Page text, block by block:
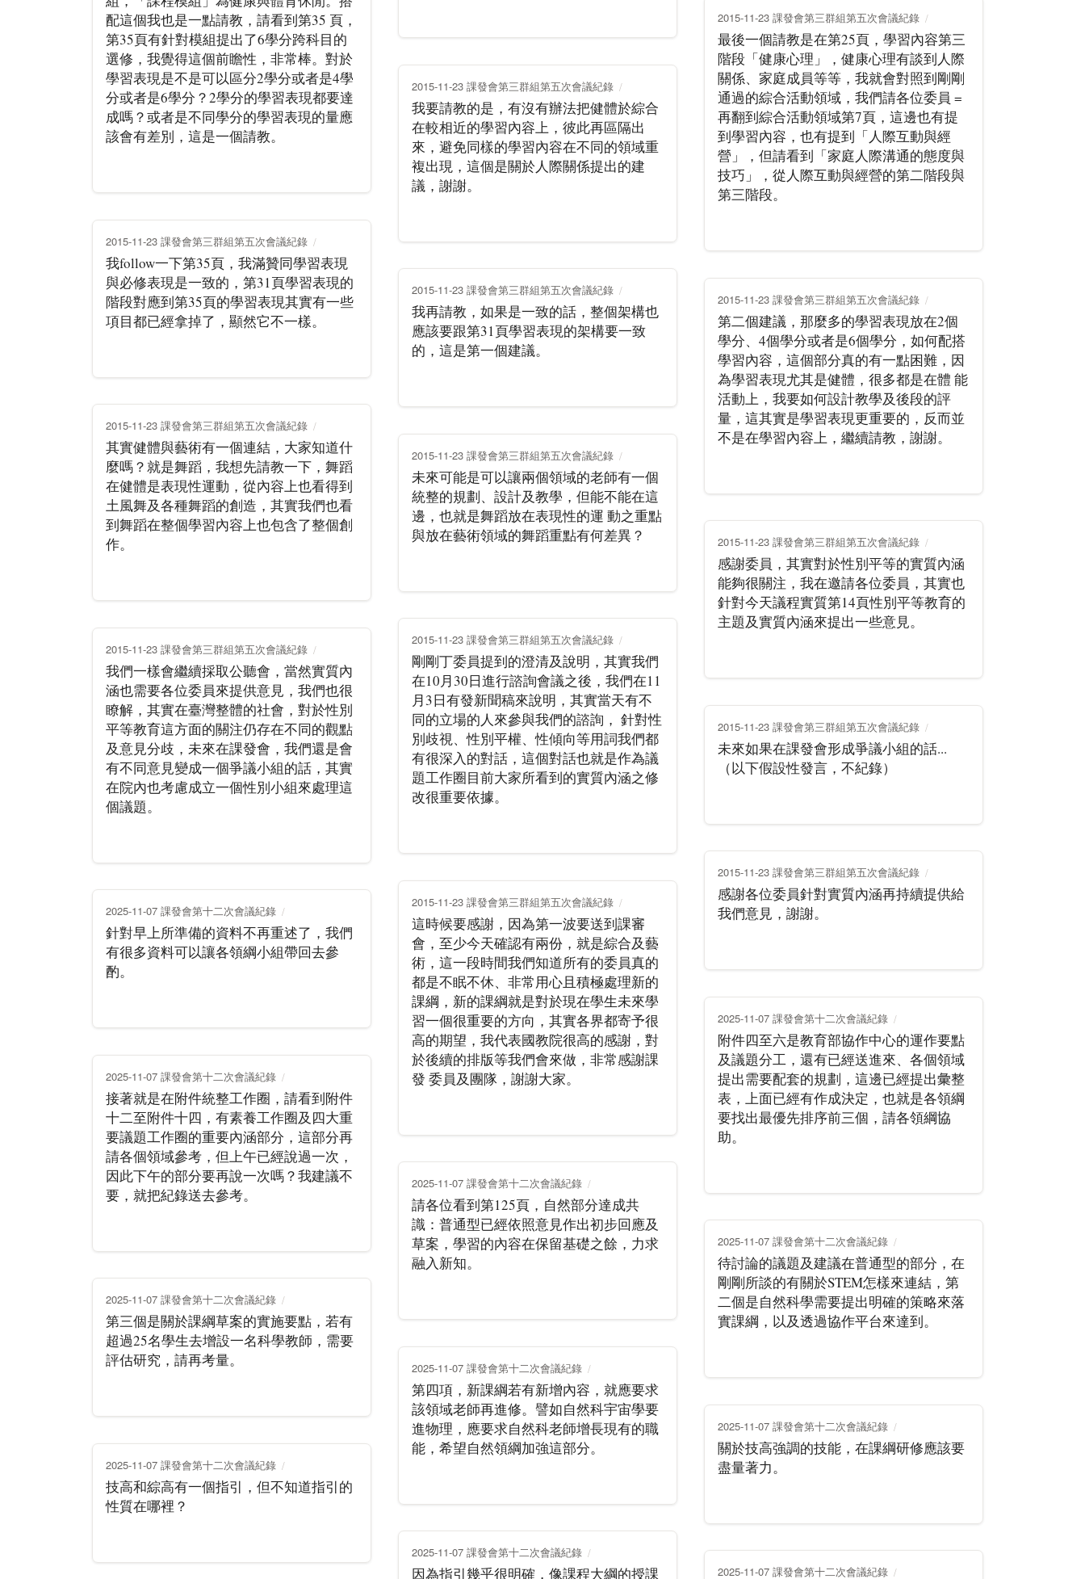
配這個我也是一點請教，請看到第35 頁，
第35頁有針對模組提出了6學分跨科目的
選修，我覺得這個前瞻性，非常棒。對於
學習表現是不是可以區分2學分或者是4學
分或者是6學分？2學分的學習表現都要達
成嗎？或者是不同學分的學習表現的量應
該會有差別，這是一個請教。
2015-11-23 課發會第三群組第五次會議紀錄
最後一個請教是在第25頁，學習內容第三
階段「健康心理」，健康心理有談到人際
關係、家庭成員等等，我就會對照到剛剛
通過的綜合活動領域，我們請各位委員 =
再翻到綜合活動領域第7頁，這邊也有提
到學習內容，也有提到「人際互動與經
營」，但請看到「家庭人際溝通的態度與
技巧」，從人際互動與經營的第二階段與
第三階段。
2015-11-23 課發會第三群組第五次會議紀錄
我要請教的是，有沒有辦法把健體於綜合
在較相近的學習內容上，彼此再區隔出
來，避免同樣的學習內容在不同的領域重
複出現，這個是關於人際關係提出的建
議，謝謝。
2015-11-23 課發會第三群組第五次會議紀錄
我follow一下第35頁，我滿贊同學習表現
與必修表現是一致的，第31頁學習表現的
階段對應到第35頁的學習表現其實有一些
項目都已經拿掉了，顯然它不一樣。
2015-11-23 課發會第三群組第五次會議紀錄
我再請教，如果是一致的話，整個架構也
應該要跟第31頁學習表現的架構要一致
的，這是第一個建議。
2015-11-23 課發會第三群組第五次會議紀錄
第二個建議，那麼多的學習表現放在2個
學分、4個學分或者是6個學分，如何配搭
學習內容，這個部分真的有一點困難，因
為學習表現尤其是健體，很多都是在體 能
活動上，我要如何設計教學及後段的評
量，這其實是學習表現更重要的，反而並
不是在學習內容上，繼續請教，謝謝。
2015-11-23 課發會第三群組第五次會議紀錄
其實健體與藝術有一個連結，大家知道什
麼嗎？就是舞蹈，我想先請教一下，舞蹈
在健體是表現性運動，從內容上也看得到
土風舞及各種舞蹈的創造，其實我們也看
到舞蹈在整個學習內容上也包含了整個創
作。
2015-11-23 課發會第三群組第五次會議紀錄
未來可能是可以讓兩個領域的老師有一個
統整的規劃、設計及教學，但能不能在這
邊，也就是舞蹈放在表現性的運 動之重點
與放在藝術領域的舞蹈重點有何差異？
2015-11-23 課發會第三群組第五次會議紀錄
感謝委員，其實對於性別平等的實質內涵
能夠很關注，我在邀請各位委員，其實也
針對今天議程實質第14頁性別平等教育的
主題及實質內涵來提出一些意見。
2015-11-23 課發會第三群組第五次會議紀錄
剛剛丁委員提到的澄清及說明，其實我們
在10月30日進行諮詢會議之後，我們在11
月3日有發新聞稿來說明，其實當天有不
同的立場的人來參與我們的諮詢， 針對性
別歧視、性別平權、性傾向等用詞我們都
有很深入的對話，這個對話也就是作為議
題工作圈目前大家所看到的實質內涵之修
改很重要依據。
2015-11-23 課發會第三群組第五次會議紀錄
我們一樣會繼續採取公聽會，當然實質內
涵也需要各位委員來提供意見，我們也很
瞭解，其實在臺灣整體的社會，對於性別
平等教育這方面的關注仍存在不同的觀點
及意見分歧，未來在課發會，我們還是會
有不同意見變成一個爭議小組的話，其實
在院內也考慮成立一個性別小組來處理這
個議題。
2015-11-23 課發會第三群組第五次會議紀錄
未來如果在課發會形成爭議小組的話...
（以下假設性發言，不紀錄）
2015-11-23 課發會第三群組第五次會議紀錄
感謝各位委員針對實質內涵再持續提供給
我們意見，謝謝。
2015-11-23 課發會第三群組第五次會議紀錄
這時候要感謝，因為第一波要送到課審
會，至少今天確認有兩份，就是綜合及藝
術，這一段時間我們知道所有的委員真的
都是不眠不休、非常用心且積極處理新的
課綱，新的課綱就是對於現在學生未來學
習一個很重要的方向，其實各界都寄予很
高的期望，我代表國教院很高的感謝，對
於後續的排版等我們會來做，非常感謝課
發 委員及團隊，謝謝大家。
2025-11-07 課發會第十二次會議紀錄
針對早上所準備的資料不再重述了，我們
有很多資料可以讓各領綱小組帶回去參
酌。
2025-11-07 課發會第十二次會議紀錄
附件四至六是教育部協作中心的運作要點
及議題分工，還有已經送進來、各個領域
提出需要配套的規劃，這邊已經提出彙整
表，上面已經有作成決定，也就是各領綱
要找出最優先排序前三個，請各領綱協
助。
2025-11-07 課發會第十二次會議紀錄
接著就是在附件統整工作圈，請看到附件
十二至附件十四，有素養工作圈及四大重
要議題工作圈的重要內涵部分，這部分再
請各個領域參考，但上午已經說過一次，
因此下午的部分要再說一次嗎？我建議不
要，就把紀錄送去參考。
2025-11-07 課發會第十二次會議紀錄
請各位看到第125頁，自然部分達成共
識：普通型已經依照意見作出初步回應及
草案，學習的內容在保留基礎之餘，力求
融入新知。
2025-11-07 課發會第十二次會議紀錄
待討論的議題及建議在普通型的部分，在
剛剛所談的有關於STEM怎樣來連結，第
二個是自然科學需要提出明確的策略來落
實課綱，以及透過協作平台來達到。
2025-11-07 課發會第十二次會議紀錄
第三個是關於課綱草案的實施要點，若有
超過25名學生去增設一名科學教師，需要
評估研究，請再考量。
2025-11-07 課發會第十二次會議紀錄
第四項，新課綱若有新增內容，就應要求
該領域老師再進修。譬如自然科宇宙學要
進物理，應要求自然科老師增長現有的職
能，希望自然領綱加強這部分。
2025-11-07 課發會第十二次會議紀錄
關於技高強調的技能，在課綱研修應該要
盡量著力。
2025-11-07 課發會第十二次會議紀錄
技高和綜高有一個指引，但不知道指引的
性質在哪裡？
2025-11-07 課發會第十二次會議紀錄
因為指引幾乎很明確，像課程大綱的授課 2025-11-07 課發會第十二次會議紀錄